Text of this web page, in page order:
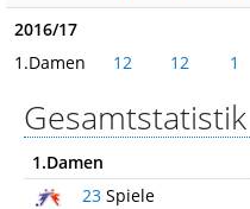
2016/17
1.Damen
12 12 1
Gesamtstatistik
1.Damen
23 Spiele